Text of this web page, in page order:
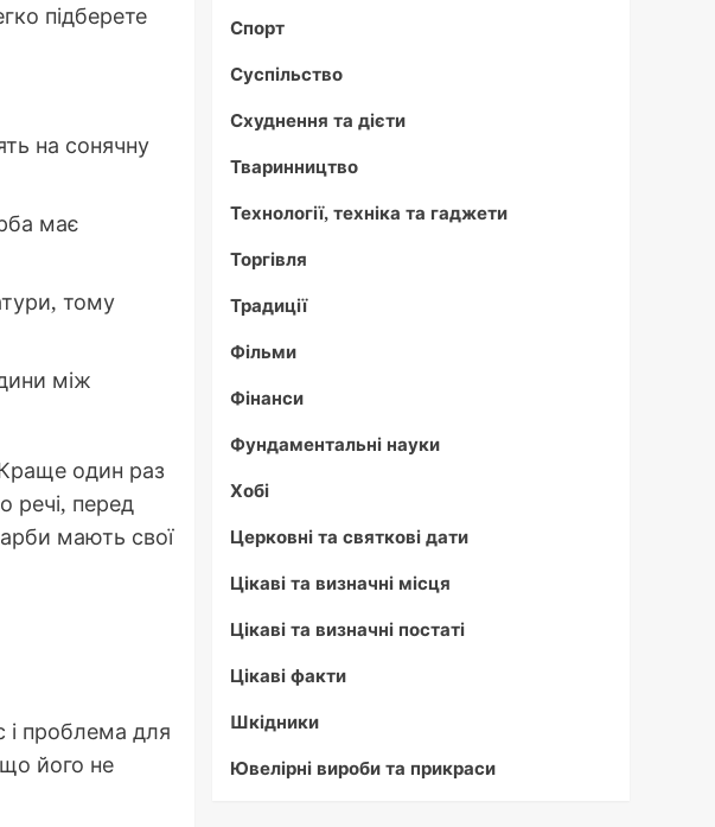
підберете
на сонячну
має
тому
між
один раз
речі, перед
мають свої
і проблема для
його не
Спорт
Суспільство
Схуднення та дієти
Тваринництво
Технології, техніка та гаджети
Торгівля
Традиції
Фільми
Фінанси
Фундаментальні науки
Хобі
Церковні та святкові дати
Цікаві та визначні місця
Цікаві та визначні постаті
Цікаві факти
Шкідники
Ювелірні вироби та прикраси